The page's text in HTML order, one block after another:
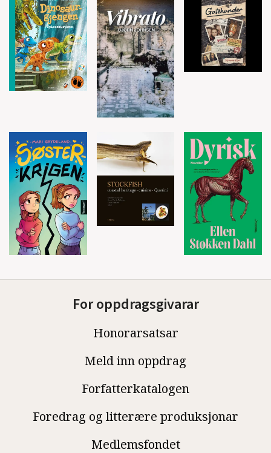
For oppdragsgivarar
Honorarsatsar
Meld inn oppdrag
Forfatterkatalogen
Foredrag og litterære produksjonar
Medlemsfondet